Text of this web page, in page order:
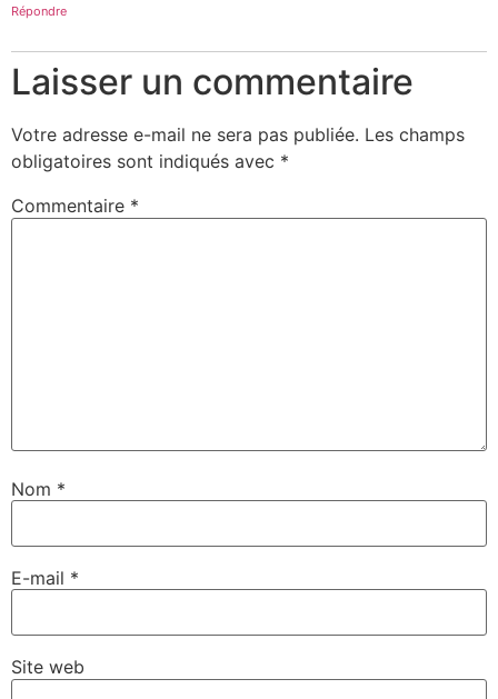
Répondre
Laisser un commentaire
Votre adresse e-mail ne sera pas publiée. Les champs
obligatoires sont indiqués avec *
Commentaire *
Nom *
E-mail *
Site web